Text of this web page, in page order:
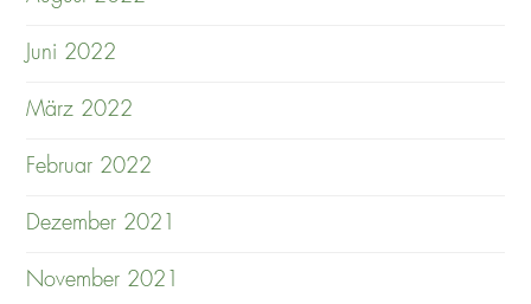
Juni 2022
März 2022
Februar 2022
Dezember 2021
November 2021